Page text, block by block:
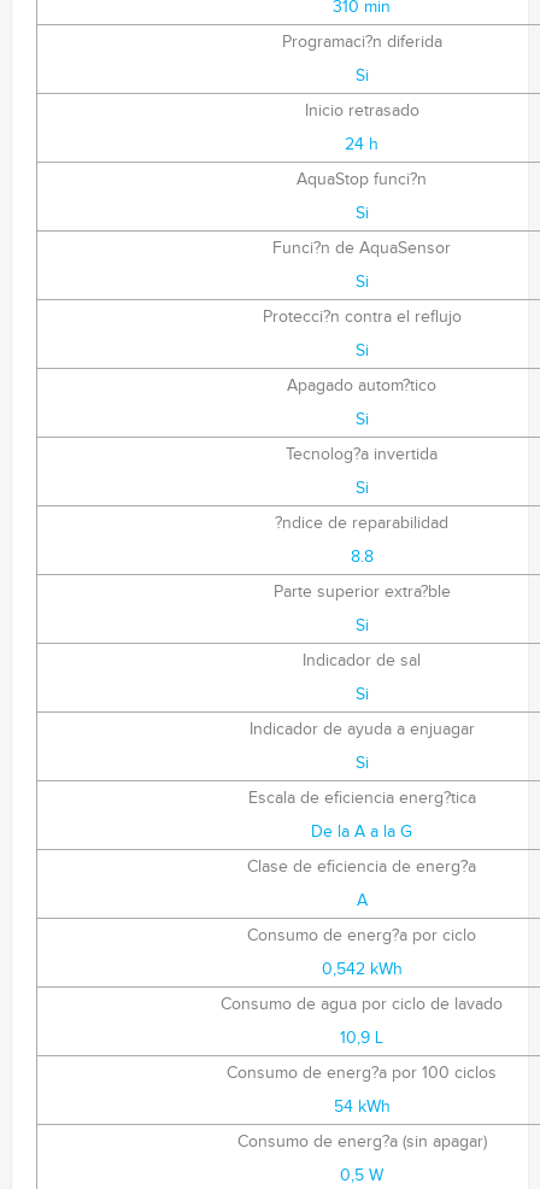
310 min
Programaci?n diferida
Si
Inicio retrasado
24 h
AquaStop funci?n
Si
Funci?n de AquaSensor
Si
Protecci?n contra el reflujo
Si
Apagado autom?tico
Si
Tecnolog?a invertida
Si
?ndice de reparabilidad
8.8
Parte superior extra?ble
Si
Indicador de sal
Si
Indicador de ayuda a enjuagar
Si
Escala de eficiencia energ?tica
De la A a la G
Clase de eficiencia de energ?a
A
Consumo de energ?a por ciclo
0,542 kWh
Consumo de agua por ciclo de lavado
10,9 L
Consumo de energ?a por 100 ciclos
54 kWh
Consumo de energ?a (sin apagar)
0,5 W